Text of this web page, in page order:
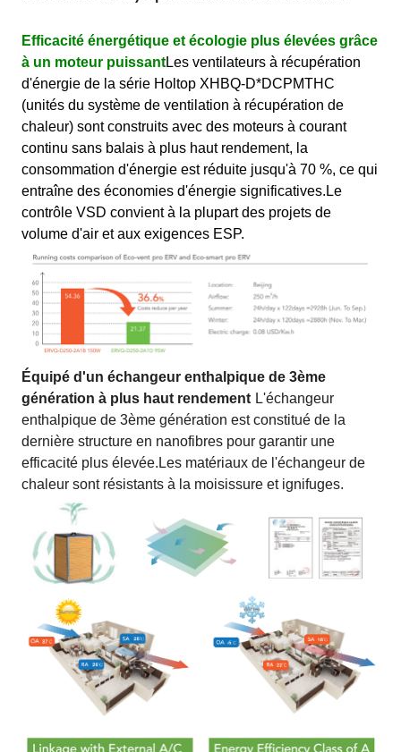
Efficacité énergétique et écologie plus élevées grâce
à un moteur puissantLes ventilateurs à récupération
d'énergie de la série Holtop XHBQ-D*DCPMTHC
(unités du système de ventilation à récupération de
chaleur) sont construits avec des moteurs à courant
continu sans balais à plus haut rendement, la
consommation d'énergie est réduite jusqu'à 70 %, ce qui
entraîne des économies d'énergie significatives.Le
contrôle VSD convient à la plupart des projets de
volume d'air et aux exigences ESP.
Équipé d'un échangeur enthalpique de 3ème
génération à plus haut rendement L'échangeur
enthalpique de 3ème génération est constitué de la
dernière structure en nanofibres pour garantir une
efficacité plus élevée.Les matériaux de l'échangeur de
chaleur sont résistants à la moisissure et ignifuges.